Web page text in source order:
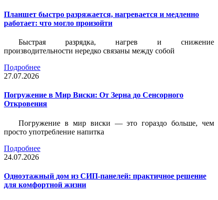
Планшет быстро разряжается, нагревается и медленно
работает: что могло произойти
Быстрая разрядка, нагрев и снижение
производительности нередко связаны между собой
Подробнее
27.07.2026
Погружение в Мир Виски: От Зерна до Сенсорного
Откровения
Погружение в мир виски — это гораздо больше, чем
просто употребление напитка
Подробнее
24.07.2026
Одноэтажный дом из СИП-панелей: практичное решение
для комфортной жизни